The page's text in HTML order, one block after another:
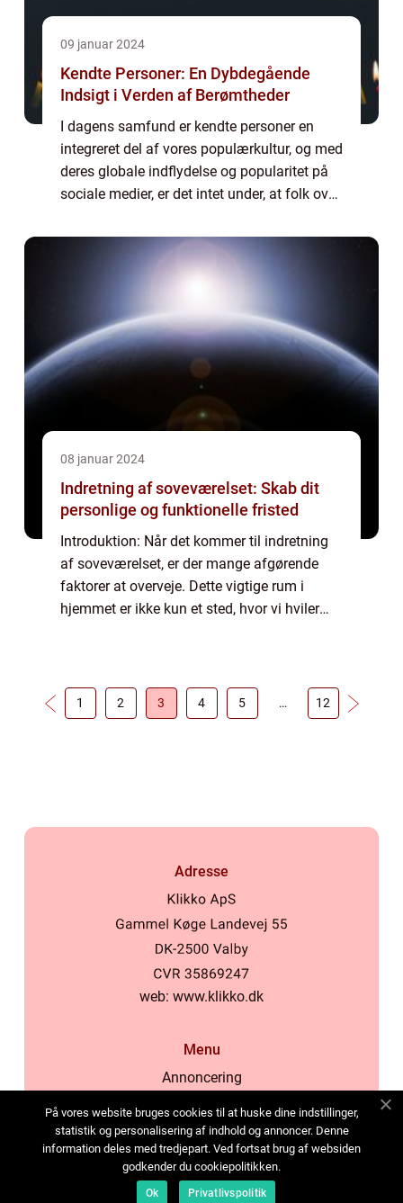
09 januar 2024
Kendte Personer: En Dybdegående
Indsigt i Verden af Berømtheder
I dagens samfund er kendte personer en
integreret del af vores populærkultur, og med
deres globale indflydelse og popularitet på
sociale medier, er det intet under, at folk over
artikel vil dykke ned i verden a...
08 januar 2024
Indretning af soveværelset: Skab dit
personlige og funktionelle fristed
Introduktion: Når det kommer til indretning
af soveværelset, er der mange afgørende
faktorer at overveje. Dette vigtige rum i
hjemmet er ikke kun et sted, hvor vi hviler
1 2 3 4 5 … 12
Adresse
web: www.klikko.dk
Menu
Annoncering
Cookies
Kontakt os
Sitemap
På vores website bruges cookies til at huske dine indstillinger,
statistik og personalisering af indhold og annoncer. Denne
information deles med tredjepart. Ved fortsat brug af websiden
godkender du cookiepolitikken.
Ok Privatlivspolitik